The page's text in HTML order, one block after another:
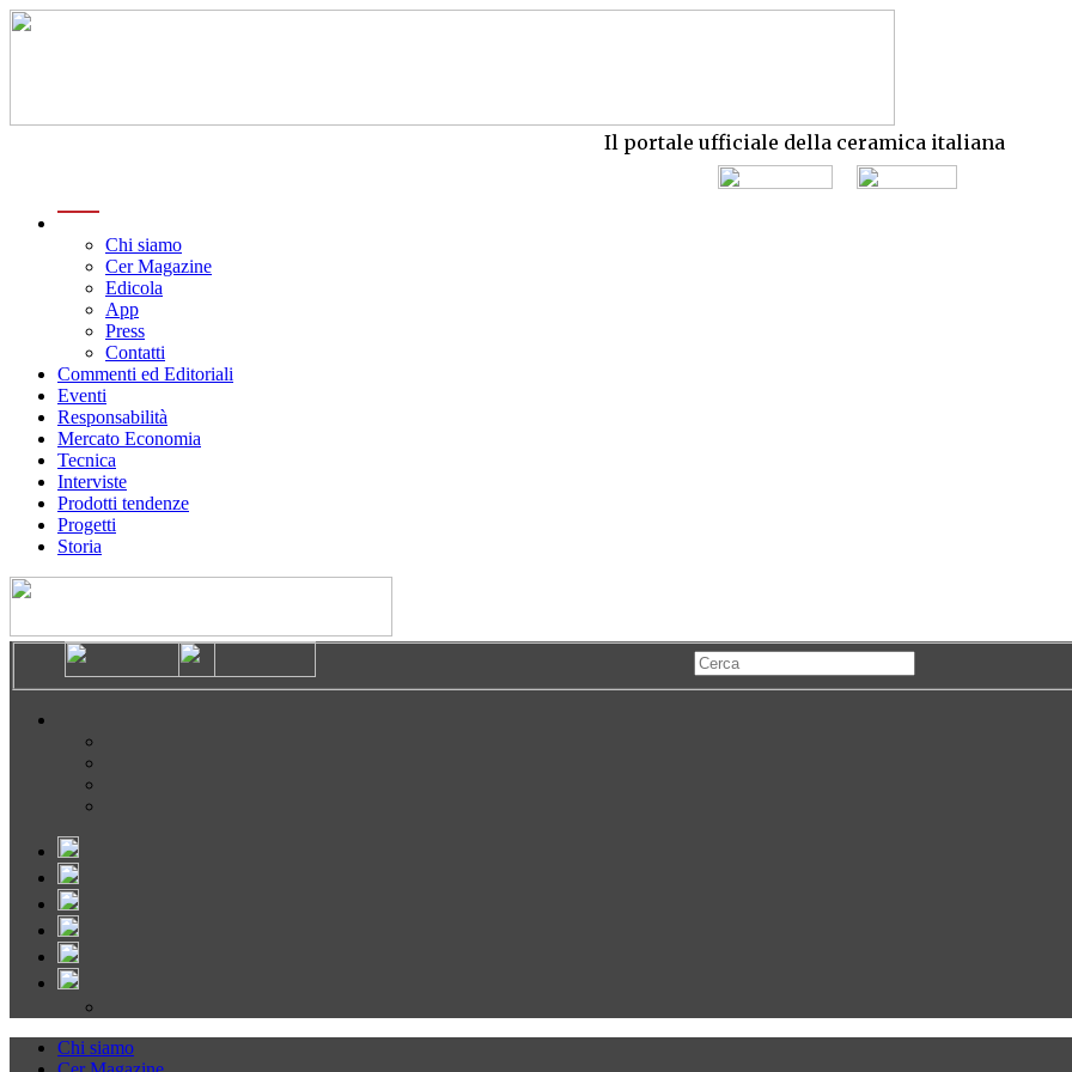
Il portale ufficiale della ceramica italiana
Chi siamo
Cer Magazine
Edicola
App
Press
Contatti
Commenti ed Editoriali
Eventi
Responsabilità
Mercato Economia
Tecnica
Interviste
Prodotti tendenze
Progetti
Storia
Chi siamo